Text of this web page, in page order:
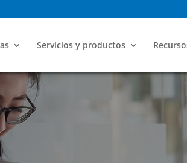
Servicios y productos